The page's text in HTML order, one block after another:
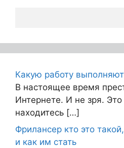
Какую работу
В настоящее время
Интернете. И не зря.
находитесь […]
Фрилансер кто это
и как им стать